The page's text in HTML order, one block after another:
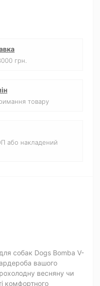
грн.
товару
або накладений
собак Dogs Bomba V-
вашого
весняну чи
комфортного